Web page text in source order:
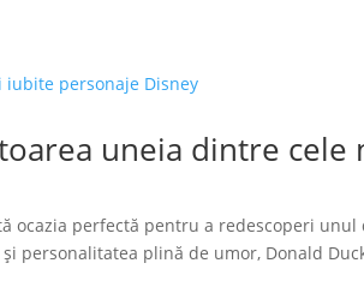
uneia dintre
ocazia perfectă pentru a redescoperi
personalitatea plină de umor, Donald